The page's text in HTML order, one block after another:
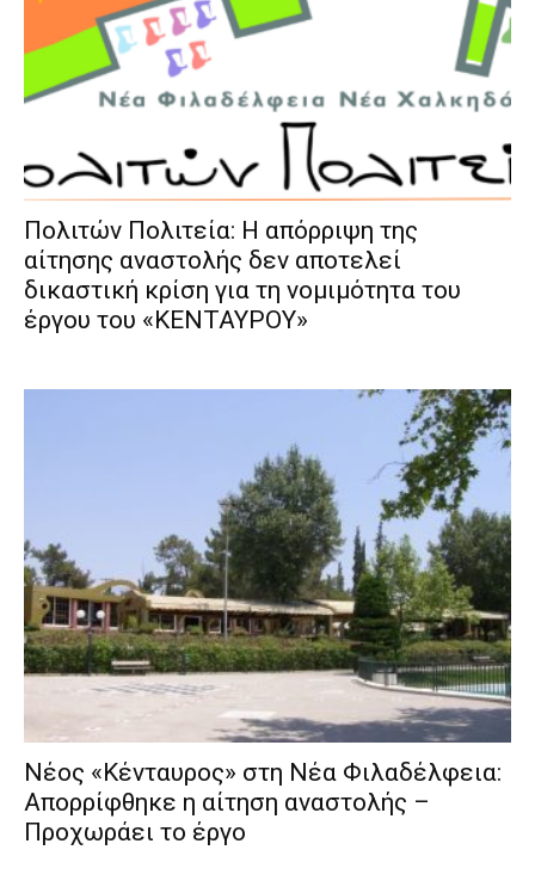
Πολιτών Πολιτεία: Η απόρριψη της
αίτησης αναστολής δεν αποτελεί
δικαστική κρίση για τη νομιμότητα του
έργου του «ΚΕΝΤΑΥΡΟΥ»
Νέος «Κένταυρος» στη Νέα Φιλαδέλφεια:
Απορρίφθηκε η αίτηση αναστολής –
Προχωράει το έργο